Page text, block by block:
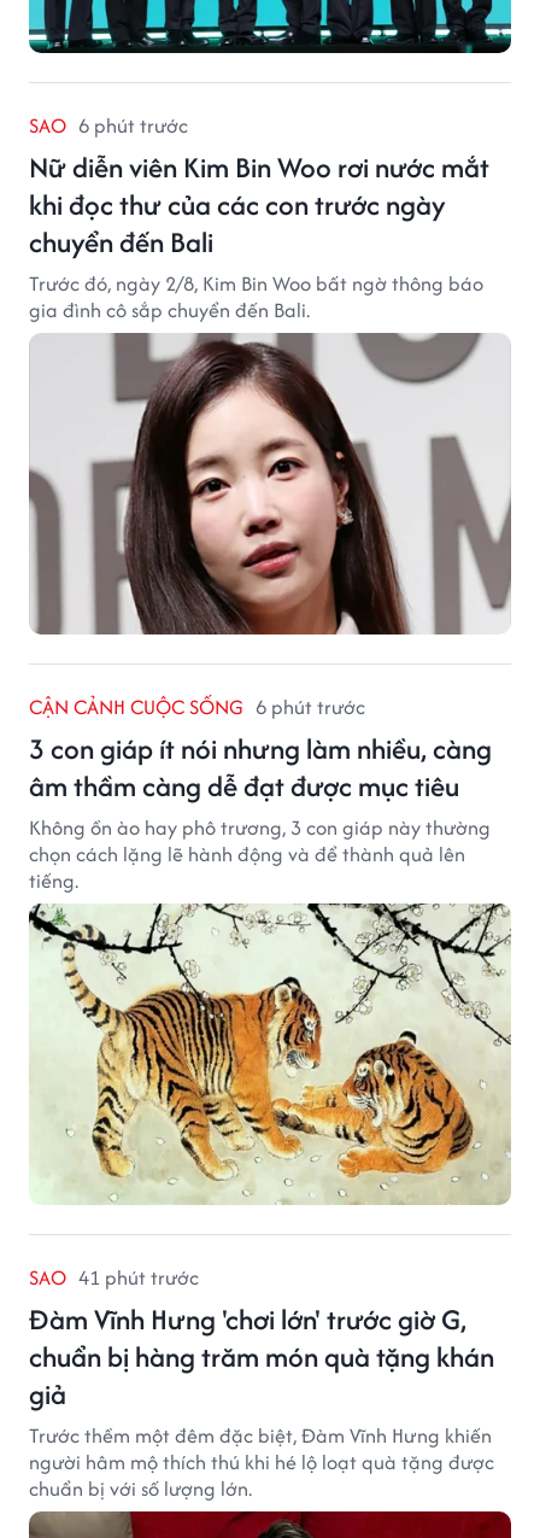
SAO 6 phút trước
Nữ diễn viên Kim Bin Woo rơi nước mắt
khi đọc thư của các con trước ngày
chuyển đến Bali
Trước đó, ngày 2/8, Kim Bin Woo bất ngờ thông báo
gia đình cô sắp chuyển đến Bali.
CẬN CẢNH CUỘC SỐNG 6 phút trước
3 con giáp ít nói nhưng làm nhiều, càng
âm thầm càng dễ đạt được mục tiêu
Không ồn ào hay phô trương, 3 con giáp này thường
chọn cách lặng lẽ hành động và để thành quả lên
tiếng.
SAO 41 phút trước
Đàm Vĩnh Hưng 'chơi lớn' trước giờ G,
chuẩn bị hàng trăm món quà tặng khán
giả
Trước thềm một đêm đặc biệt, Đàm Vĩnh Hưng khiến
người hâm mộ thích thú khi hé lộ loạt quà tặng được
chuẩn bị với số lượng lớn.